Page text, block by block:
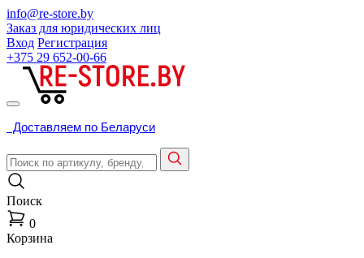
info@re-store.by
Заказ для юридических лиц
Вход Регистрация
+375 29 652-00-66
Доставляем по Беларуси
Поиск
0
Корзина